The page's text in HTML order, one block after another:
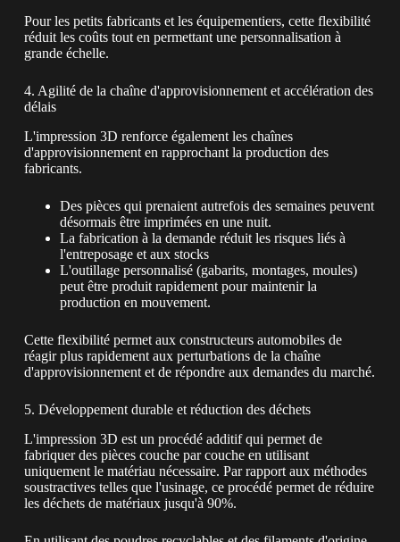
Pour les petits fabricants et les équipementiers, cette flexibilité
réduit les coûts tout en permettant une personnalisation à
grande échelle.
4. Agilité de la chaîne d'approvisionnement et accélération des
délais
L'impression 3D renforce également les chaînes
d'approvisionnement en rapprochant la production des
fabricants.
Des pièces qui prenaient autrefois des semaines peuvent
désormais être imprimées en une nuit.
La fabrication à la demande réduit les risques liés à
l'entreposage et aux stocks
L'outillage personnalisé (gabarits, montages, moules)
peut être produit rapidement pour maintenir la
production en mouvement.
Cette flexibilité permet aux constructeurs automobiles de
réagir plus rapidement aux perturbations de la chaîne
d'approvisionnement et de répondre aux demandes du marché.
5. Développement durable et réduction des déchets
L'impression 3D est un procédé additif qui permet de
fabriquer des pièces couche par couche en utilisant
uniquement le matériau nécessaire. Par rapport aux méthodes
soustractives telles que l'usinage, ce procédé permet de réduire
les déchets de matériaux jusqu'à 90%.